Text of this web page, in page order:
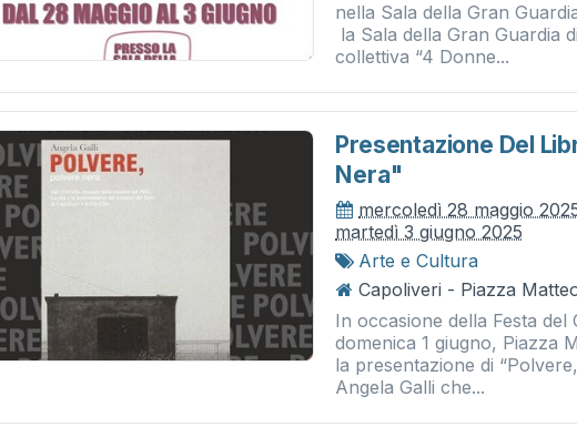
nella Sala della Gran
la Sala della Gran Guardia
collettiva “4 Donne...
Presentazione Del
Nera"
mercoledì 28 maggio
martedì 3 giugno 2025
Arte e Cultura
Capoliveri - Piazza
In occasione della Festa del
domenica 1 giugno, Piazza
la presentazione di
Angela Galli che...